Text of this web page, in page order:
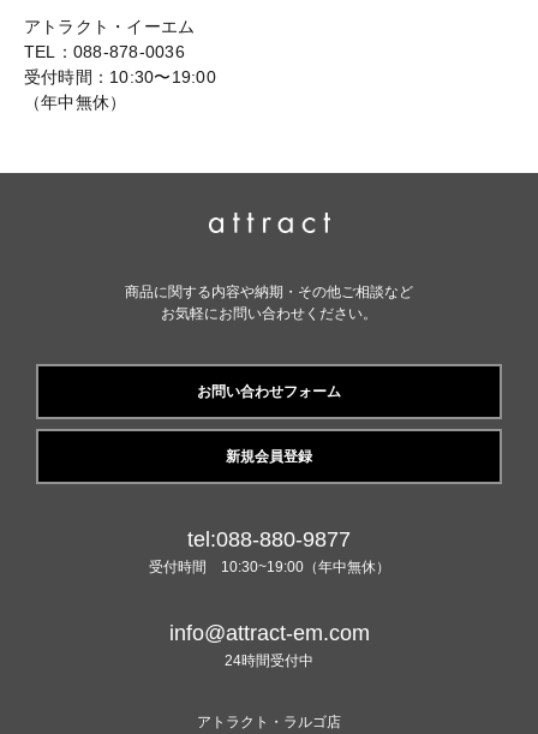
アトラクト・イーエム
TEL：088-878-0036
受付時間：10:30〜19:00
（年中無休）
商品に関する内容や納期・その他ご相談など
お気軽にお問い合わせください。
お問い合わせフォーム
新規会員登録
tel:088-880-9877
受付時間 10:30~19:00（年中無休）
info@attract-em.com
24時間受付中
アトラクト・ラルゴ店